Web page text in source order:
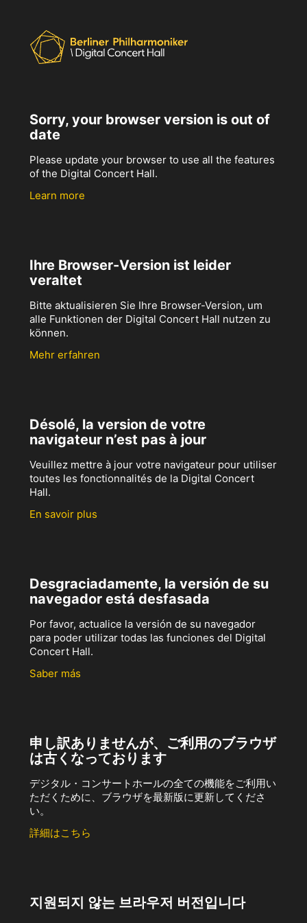
Sorry, your browser version is out of
date
Please update your browser to use all the features
of the Digital Concert Hall.
Learn more
Ihre Browser-Version ist leider
veraltet
Bitte aktualisieren Sie Ihre Browser-Version, um
alle Funktionen der Digital Concert Hall nutzen zu
können.
Mehr erfahren
Désolé, la version de votre
navigateur n’est pas à jour
Veuillez mettre à jour votre navigateur pour utiliser
toutes les fonctionnalités de la Digital Concert
Hall.
En savoir plus
Desgraciadamente, la versión de su
navegador está desfasada
Por favor, actualice la versión de su navegador
para poder utilizar todas las funciones del Digital
Concert Hall.
Saber más
申し訳ありませんが、ご利用のブラウザ
は古くなっております
デジタル・コンサートホールの全ての機能をご利用い
ただくために、ブラウザを最新版に更新してくださ
い。
詳細はこちら
지원되지 않는 브라우저 버전입니다